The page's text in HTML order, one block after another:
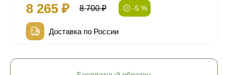
8 265 ₽ 8 700 ₽ -5 %
Доставка по России